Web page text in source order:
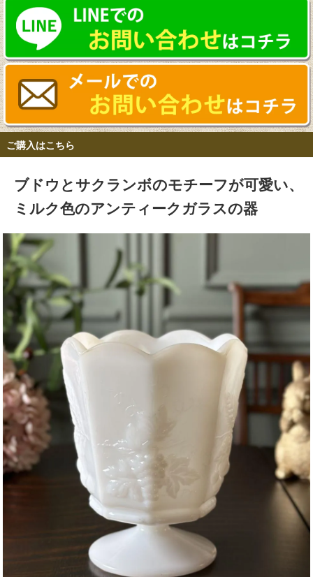
ご購入はこちら
ブドウとサクランボのモチーフが可愛い、
ミルク色のアンティークガラスの器